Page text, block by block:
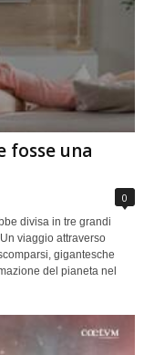
fosse una
0
divisa in tre grandi
viaggio attraverso
gigantesche
del pianeta nel